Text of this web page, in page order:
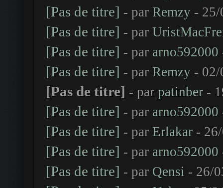
[Pas de titre] - par Remzy -
[Pas de titre] - par
[Pas de titre] - par arno592000
[Pas de titre] - par Remzy -
[Pas de titre] - par patinber -
[Pas de titre] - par arno592000
[Pas de titre] - par Erlakar -
[Pas de titre] - par arno592000
[Pas de titre] - par Qensi - 26/